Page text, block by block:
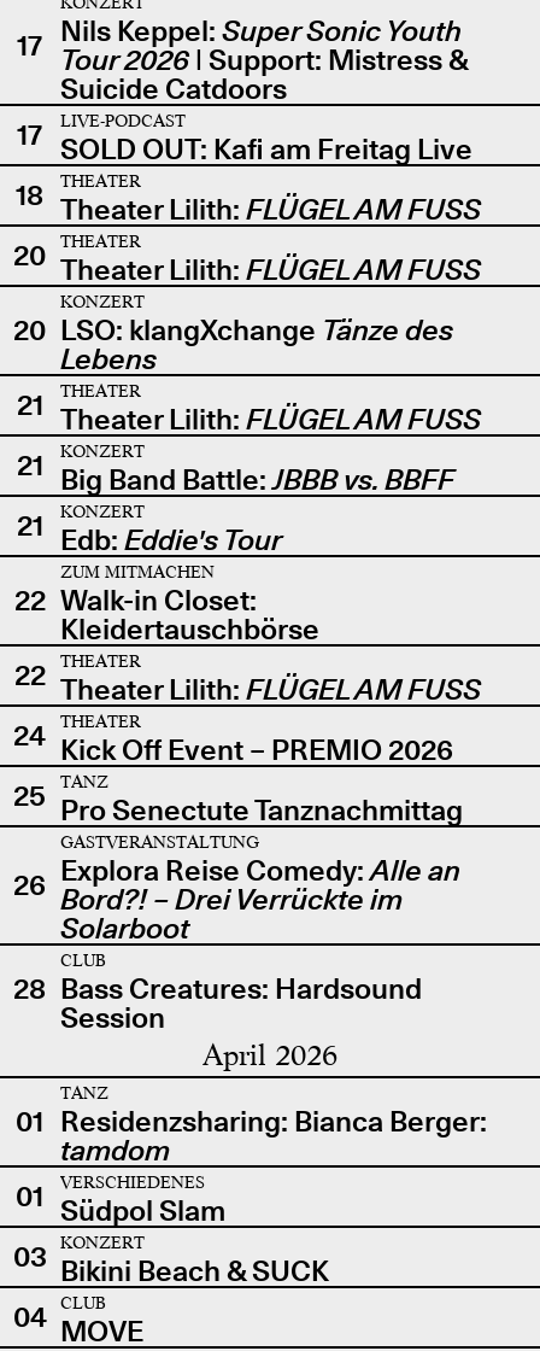
17 Nils Keppel: Super Sonic Youth
Tour 2026| Support: Mistress &
Suicide Catdoors
17
LIVE-PODCAST
SOLD OUT: Kafi am Freitag Live
18
THEATER
Theater Lilith: FLÜGEL AM FUSS
20
THEATER
Theater Lilith: FLÜGEL AM FUSS
20
KONZERT
LSO: klangXchange Tänze des
Lebens
21
THEATER
Theater Lilith: FLÜGEL AM FUSS
21
KONZERT
Big Band Battle:JBBB vs. BBFF
21
KONZERT
Edb: Eddie's Tour
22
ZUM MITMACHEN
Walk-in Closet:
Kleidertauschbörse
22
THEATER
Theater Lilith: FLÜGEL AM FUSS
24
THEATER
Kick Off Event – PREMIO 2026
25
TANZ
Pro Senectute Tanznachmittag
26
GASTVERANSTALTUNG
Explora Reise Comedy:Alle an
Bord?! – Drei Verrückte im
Solarboot
28
CLUB
Bass Creatures: Hardsound
Session
April 2026
01
TANZ
Residenzsharing: Bianca Berger:
tamdom
01
VERSCHIEDENES
Südpol Slam
03
KONZERT
Bikini Beach & SUCK
04
CLUB
MOVE